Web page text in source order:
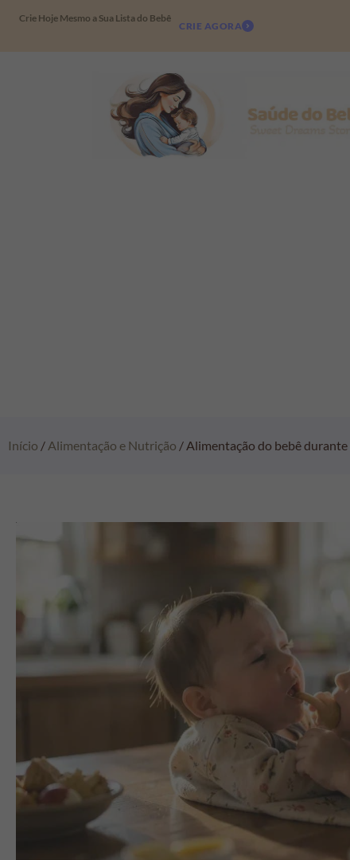
Crie Hoje Mesmo a Sua Lista do Bebê
CRIE AGORA
Início / Alimentação e Nutrição / Alimentação do bebê